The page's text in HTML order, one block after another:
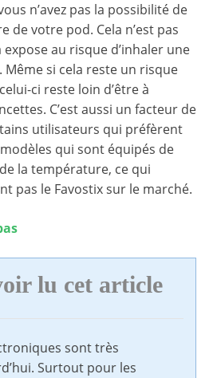
n’avez pas la possibilité de
de votre pod. Cela n’est pas
au risque d’inhaler une
si cela reste un risque
ci reste loin d’être à
C’est aussi un facteur de
utilisateurs qui préfèrent
qui sont équipés de
la température, ce qui
pas le Favostix sur le marché.
lu cet article
sont très
Surtout pour les